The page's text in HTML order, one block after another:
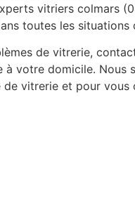
vitriers colmars
toutes les situations
de vitrerie,
votre domicile. Nous
vitrerie et pour